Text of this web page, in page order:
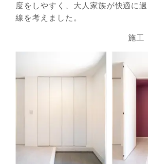
度をしやすく、大人家族が快適に
線を考えました。
施工